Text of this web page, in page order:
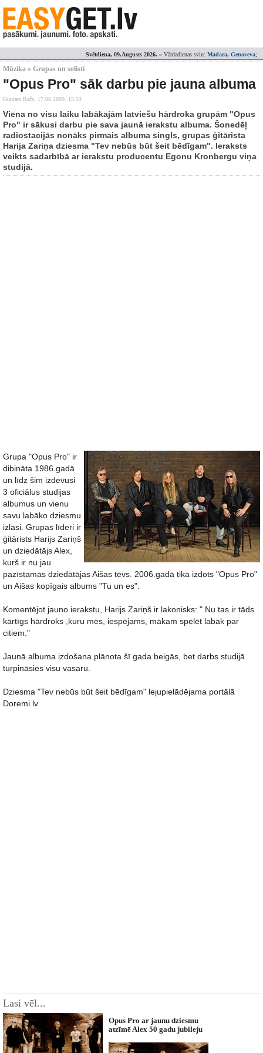
Svētdiena, 09.Augusts 2026. » Vārdadienas svin: Madara, Genoveva;
Mūzika » Grupas un solisti
"Opus Pro" sāk darbu pie jauna albuma
Guntars Račs, 17.06.2009. 15:53
Viena no visu laiku labākajām latviešu hārdroka grupām "Opus
Pro" ir sākusi darbu pie sava jaunā ierakstu albuma. Šonedēļ
radiostacijās nonāks pirmais albuma singls, grupas ģitārista
Harija Zariņa dziesma "Tev nebūs būt šeit bēdīgam". Ieraksts
veikts sadarbībā ar ierakstu producentu Egonu Kronbergu viņa
studijā.
Grupa "Opus Pro" ir
dibināta 1986.gadā
un līdz šim izdevusi
3 oficiālus studijas
albumus un vienu
savu labāko dziesmu
izlasi. Grupas līderi ir
ģitārists Harijs Zariņš
un dziedātājs Alex,
kurš ir nu jau
pazīstamās dziedātājas Aišas tēvs. 2006.gadā tika izdots "Opus Pro"
un Aišas kopīgais albums "Tu un es".
Komentējot jauno ierakstu, Harijs Zariņš ir lakonisks: " Nu tas ir tāds
kārtīgs hārdroks ,kuru mēs, iespējams, mākam spēlēt labāk par
citiem."
Jaunā albuma izdošana plānota šī gada beigās, bet darbs studijā
turpināsies visu vasaru.
Dziesma "Tev nebūs būt šeit bēdīgam" lejupielādējama portālā
Doremi.lv
Lasi vēl...
Opus Pro ar jaunu dziesmu
atzīmē Alex 50 gadu jubileju